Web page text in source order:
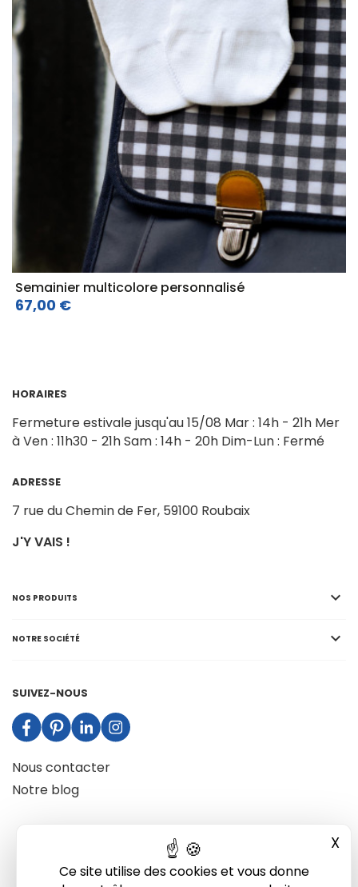
Ce site utilise des cookies et vous donne
X
Semainier multicolore personnalisé
67,00 €
HORAIRES
Fermeture estivale jusqu'au 15/08 Mar : 14h - 21h Mer
à Ven : 11h30 - 21hSam : 14h - 20h Dim-Lun : Fermé
ADRESSE
7 rue du Chemin de Fer, 59100 Roubaix
J'Y VAIS !
NOS PRODUITS 
NOTRE SOCIÉTÉ 
SUIVEZ-NOUS
Nous contacter
Notre blog